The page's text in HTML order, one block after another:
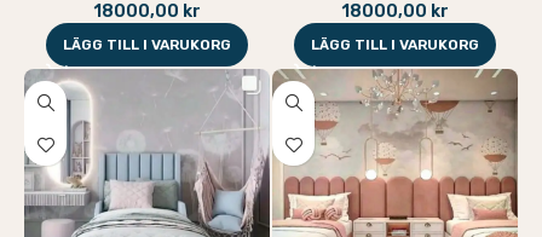
18000,00 kr
LÄGG TILL I VARUKORG
18000,00 kr
LÄGG TILL I VARUKORG